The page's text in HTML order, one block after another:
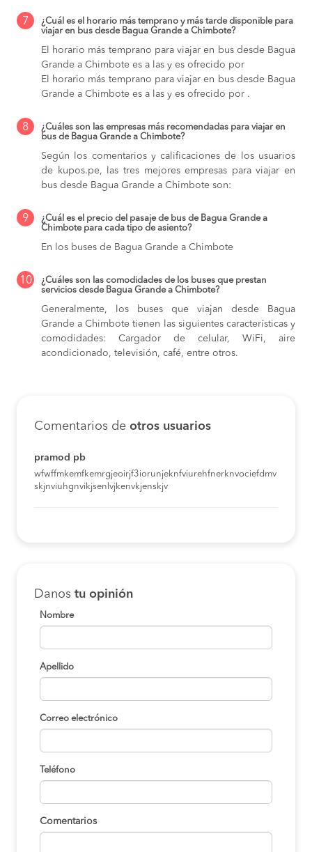
7
¿Cuál es el horario más temprano y más tarde disponible para
viajar en bus desde Bagua Grande a Chimbote?
El horario más temprano para viajar en bus desde Bagua
Grande a Chimbote es a las y es ofrecido por
El horario más temprano para viajar en bus desde Bagua
Grande a Chimbote es a las y es ofrecido por .
8
¿Cuáles son las empresas más recomendadas para viajar en
bus de Bagua Grande a Chimbote?
Según los comentarios y calificaciones de los usuarios
de kupos.pe, las tres mejores empresas para viajar en
bus desde Bagua Grande a Chimbote son:
9
¿Cuál es el precio del pasaje de bus de Bagua Grande a
Chimbote para cada tipo de asiento?
En los buses de Bagua Grande a Chimbote
10
¿Cuáles son las comodidades de los buses que prestan
servicios desde Bagua Grande a Chimbote?
Generalmente, los buses que viajan desde Bagua
Grande a Chimbote tienen las siguientes características y
comodidades: Cargador de celular, WiFi, aire
acondicionado, televisión, café, entre otros.
Comentarios de otros usuarios
pramod pb
wfwffmkemfkemrgjeoirjf3iorunjeknfviurehfnerknvociefdmv
skjnviuhgnvikjsenlvjkenvkjenskjv
Danos tu opinión
Nombre
Apellido
Correo electrónico
Teléfono
Comentarios